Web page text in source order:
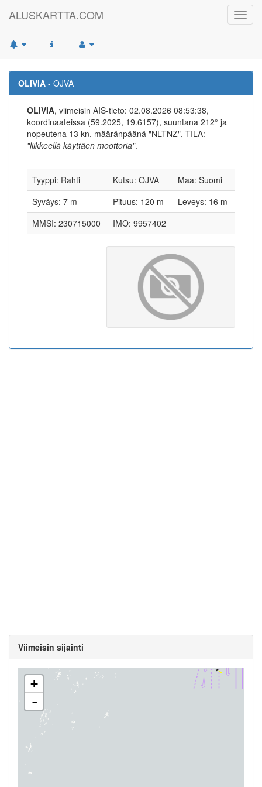
ALUSKARTTA.COM
OLIVIA - OJVA
OLIVIA, viimeisin AIS-tieto: 02.08.2026 08:53:38,
koordinaateissa (59.2025, 19.6157), suuntana 212° ja
nopeutena 13 kn, määränpäänä "NLTNZ", TILA:
"liikkeellä käyttäen moottoria".
Tyyppi: Rahti Kutsu: OJVA
Maa: Suomi
Syväys: 7 m
Pituus: 120 m
Leveys: 16 m
MMSI: 230715000
IMO: 9957402
Viimeisin sijainti
+
-